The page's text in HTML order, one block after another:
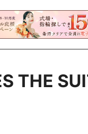
THE